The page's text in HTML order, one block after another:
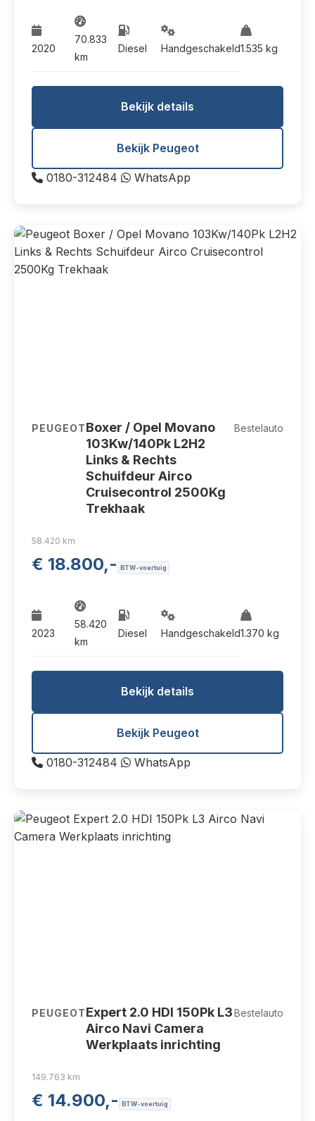
2020
70.833
km
Diesel Handgeschakeld1.535 kg
Bekijk details
Bekijk Peugeot
0180-312484 WhatsApp
PEUGEOTBoxer / Opel Movano
103Kw/140Pk L2H2
Links & Rechts
Schuifdeur Airco
Cruisecontrol 2500Kg
Trekhaak
Bestelauto
58.420 km
€ 18.800,- BTW-voertuig
2023
58.420
km
Diesel Handgeschakeld1.370 kg
Bekijk details
Bekijk Peugeot
0180-312484 WhatsApp
PEUGEOTExpert 2.0 HDI 150Pk L3
Airco Navi Camera
Werkplaats inrichting
Bestelauto
149.763 km
€ 14.900,- BTW-voertuig